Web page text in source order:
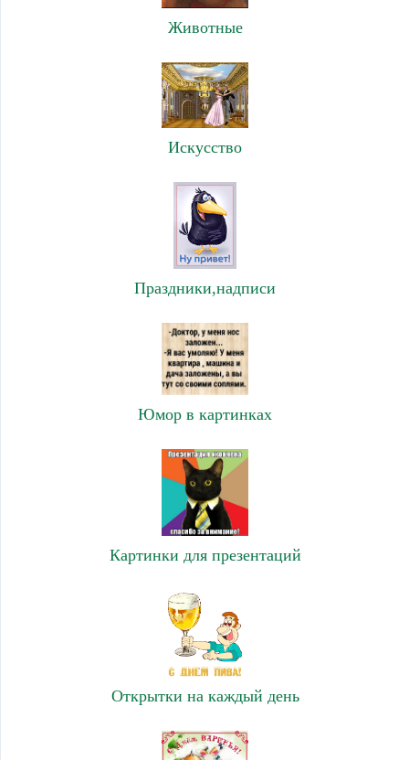
Животные
Искусство
Праздники,надписи
Юмор в картинках
Картинки для презентаций
Открытки на каждый день